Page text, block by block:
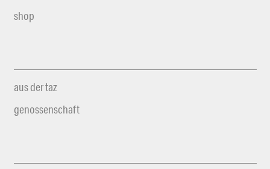
shop
aus der taz
genossenschaft